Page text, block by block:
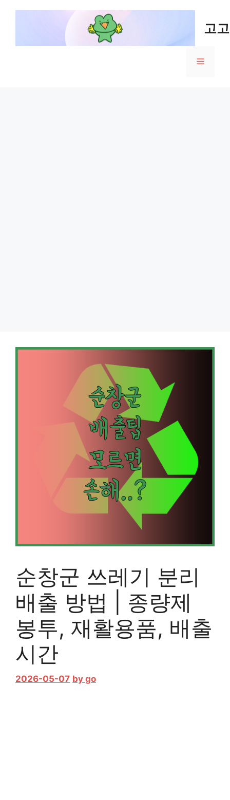
고
Menu
순창군 쓰레기 분리
배출 방법 | 종량제
봉투, 재활용품, 배출
시간
2026-05-07 by go